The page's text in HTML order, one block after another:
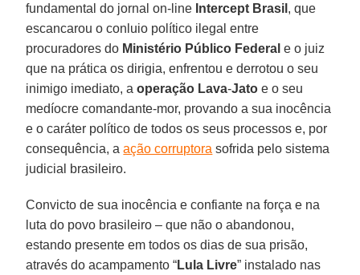
fundamental do jornal on-line Intercept Brasil , que
escancarou o conluio político ilegal entre
procuradores do Ministério Público Federal e o juiz
que na prática os dirigia, enfrentou e derrotou o seu
inimigo imediato, aoperação Lava-Jato e o seu
medíocre comandante-mor, provando a sua inocência
e o caráter político de todos os seus processos e, por
consequência, aação corruptora sofrida pelo sistema
judicial brasileiro.
Convicto de sua inocência e confiante na força e na
luta do povo brasileiro – que não o abandonou,
estando presente em todos os dias de sua prisão,
através do acampamento “Lula Livre” instalado nas